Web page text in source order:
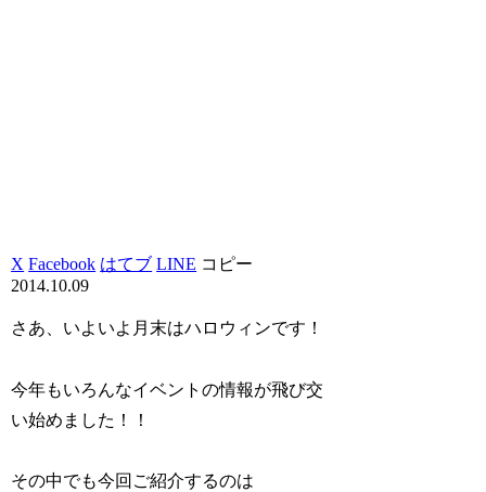
X Facebook はてブ LINE コピー
2014.10.09
さあ、いよいよ月末はハロウィンです！
今年もいろんなイベントの情報が飛び交
い始めました！！
その中でも今回ご紹介するのは